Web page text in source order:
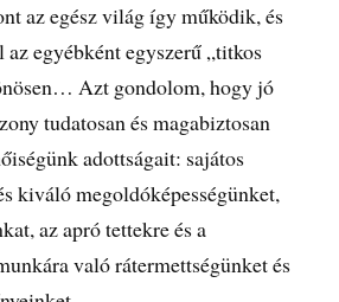
az egész világ így működik, és
az egyébként egyszerű „titkos
Azt gondolom, hogy jó
tudatosan és magabiztosan
adottságait: sajátos
kiváló megoldóképességünket,
az apró tettekre és a
való rátermettségünket és